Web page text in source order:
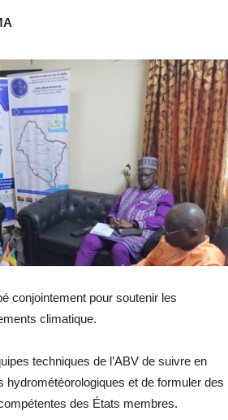
conjointement pour soutenir les
climatique.
techniques de l’ABV de suivre en
hydrométéorologiques et de formuler des
des États membres.